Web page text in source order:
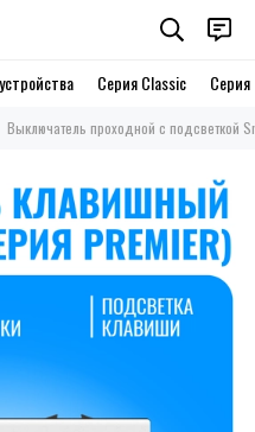
Серия Classic Серия
Выключатель проходной с подсветкой